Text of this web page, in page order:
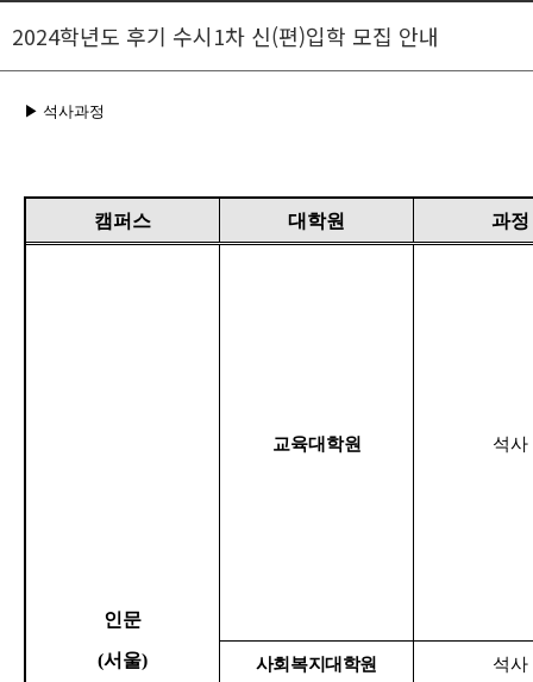
2024학년도 후기 수시1차 신(편)입학 모집 안내
▶ 석사과정
캠퍼스 대학원 과정
인문
(서울)
교육대학원 석사
사회복지대학원 석사